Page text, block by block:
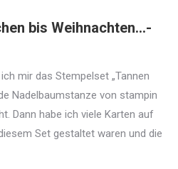
bis Weihnachten…-
mir das Stempelset „Tannen
Nadelbaumstanze von stampin
Dann habe ich viele Karten auf
Set gestaltet waren und die